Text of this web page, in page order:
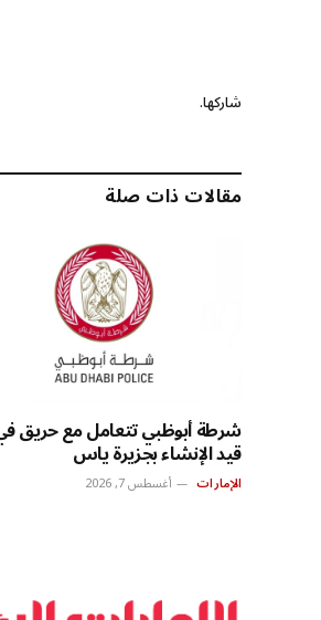
شاركها.
مقالات ذات صلة
شرطة أبوظبي تتعامل مع حريق
قيد الإنشاء بجزيرة ياس
الإمارات أغسطس 7, 2026